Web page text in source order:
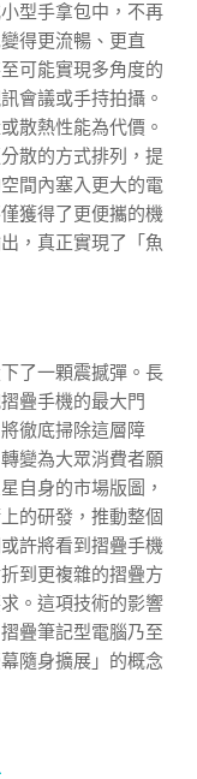
型手拿包中，不再
得更流暢、更直
可能實現多角度的
會議或手持拍攝。
散熱性能為代價。
散的方式排列，提
間內塞入更大的電
獲得了更便攜的機
，真正實現了「魚
了一顆震撼彈。長
疊手機的最大門
徹底掃除這層障
變為大眾消費者願
自身的市場版圖，
的研發，推動整個
許將看到摺疊手機
到更複雜的摺疊方
。這項技術的影響
疊筆記型電腦乃至
隨身擴展」的概念